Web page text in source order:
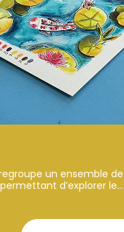
un ensemble
d’explorer le...